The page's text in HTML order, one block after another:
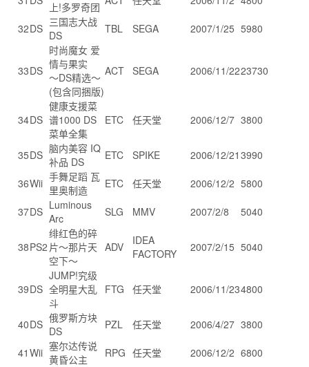
上!多罗奇团
32DS 三国志大战
DS
TBL SEGA 2007/1/25 5980
33DS
时尚魔女 爱
情与果实
～DS精选～
(包含同捆版)
ACT SEGA 2006/11/2223730
34DS
健康支援菜
谱1000 DS
菜单全集
ETC 任天堂 2006/12/7 3800
35DS 脑内美容 IQ
补品 DS
ETC SPIKE 2006/12/21 3990
36Wii 手舞足蹈 瓦
里奥制造
ETC 任天堂 2006/12/2 5800
37DS Luminous
Arc
SLG MMV 2007/2/8 5040
38PS2
绯红色的碎
片～那片天
空下～
ADV
IDEA
FACTORY
2007/2/15 5040
39DS
JUMP!究级
全明星大乱
斗
FTG 任天堂 2006/11/234800
40DS 俄罗斯方块
DS
PZL 任天堂 2006/4/27 3800
41 Wii 塞尔达传说
黄昏公主
RPG 任天堂 2006/12/2 6800